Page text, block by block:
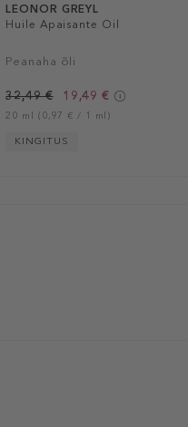
LEONOR GREYL
Huile Apaisante Oil
Peanaha õli
32,49 € 19,49 €
20 ml (0,97 € / 1 ml)
KINGITUS